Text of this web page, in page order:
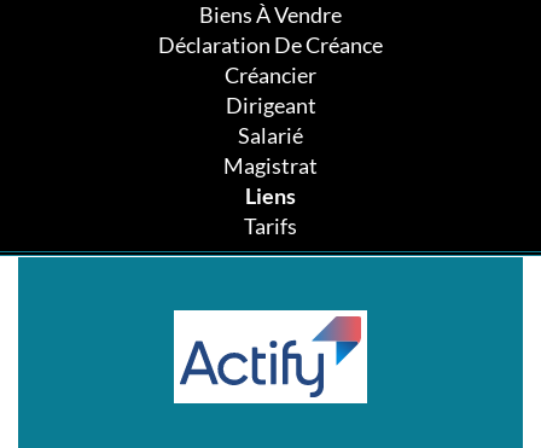
Biens À Vendre
Déclaration De Créance
Créancier
Dirigeant
Salarié
Magistrat
Liens
Tarifs